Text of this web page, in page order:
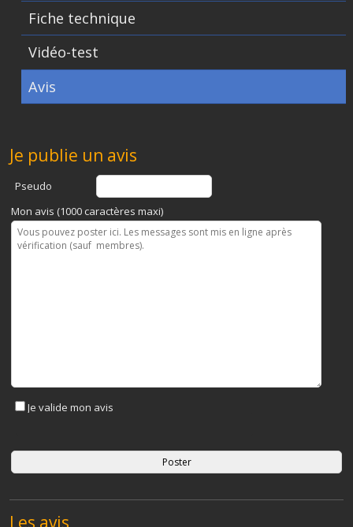
Fiche technique
Vidéo-test
Avis
Je publie un avis
Pseudo
Mon avis (1000 caractères maxi)
Je valide mon avis
Les avis